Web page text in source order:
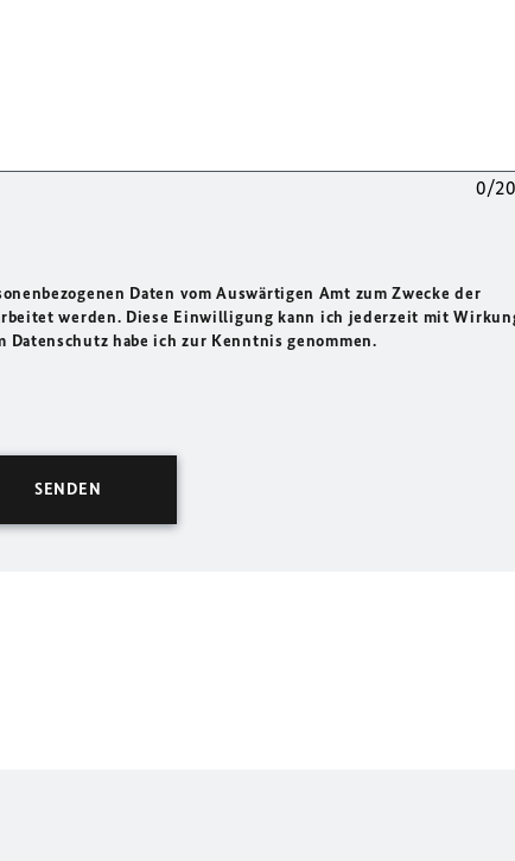
0/
Daten vom Auswärtigen Amt zum Zwecke der
werden. Diese Einwilligung kann ich jederzeit mit
habe ich zur Kenntnis genommen.